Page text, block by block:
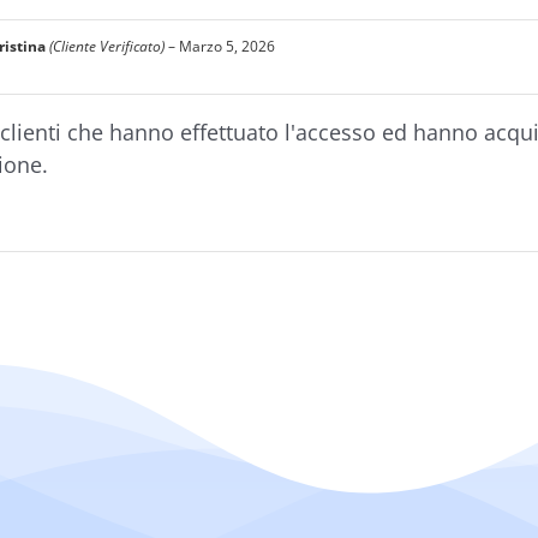
(Cliente Verificato)– Marzo 5, 2026
che hanno effettuato l'accesso ed hanno